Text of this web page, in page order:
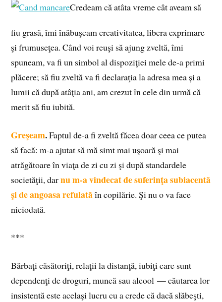
Credeam că atâta vreme cât aveam să
fiu grasă, îmi înăbuşeam creativitatea, libera exprimare
şi frumuseţea. Când voi reuşi să ajung zveltă, îmi
spuneam, va fi un simbol al dispoziţiei mele de‑a primi
plăcere; să fiu zveltă va fi declaraţia la adresa mea și a
lumii că după atâţia ani, am crezut în cele din urmă că
merit să fiu iubită.
Greşeam.Faptul de‑a fi zveltă făcea doar ceea ce putea
să facă: m‑a ajutat să mă simt mai uşoară şi mai
atrăgătoare în viaţa de zi cu zi şi după standardele
societăţii, darnu m‑a vindecat de suferinţa subiacentă
şi de angoasa refulatăîn copilărie. Şi nu o va face
niciodată.
***
Bărbaţi căsătoriţi, relaţii la distanţă, iubiţi care sunt
dependenţi de droguri, muncă sau alcool — căutarea lor
insistentă este acelaşi lucru cu a crede că dacă slăbeşti,